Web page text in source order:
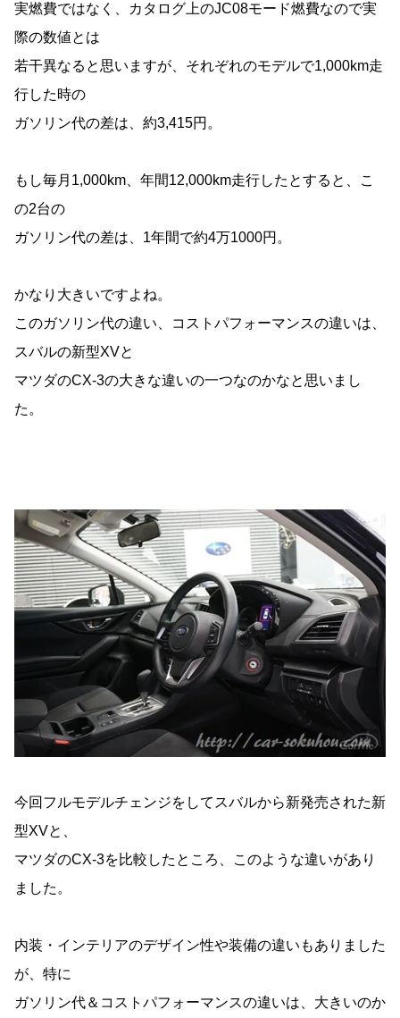
実燃費ではなく、カタログ上のJC08モード燃費なので実
際の数値とは
若干異なると思いますが、それぞれのモデルで1,000km走
行した時の
ガソリン代の差は、約3,415円。
もし毎月1,000km、年間12,000km走行したとすると、こ
の2台の
ガソリン代の差は、1年間で約4万1000円。
かなり大きいですよね。
このガソリン代の違い、コストパフォーマンスの違いは、
スバルの新型XVと
マツダのCX-3の大きな違いの一つなのかなと思いまし
た。
今回フルモデルチェンジをしてスバルから新発売された新
型XVと、
マツダのCX-3を比較したところ、このような違いがあり
ました。
内装・インテリアのデザイン性や装備の違いもありました
が、特に
ガソリン代＆コストパフォーマンスの違いは、大きいのか